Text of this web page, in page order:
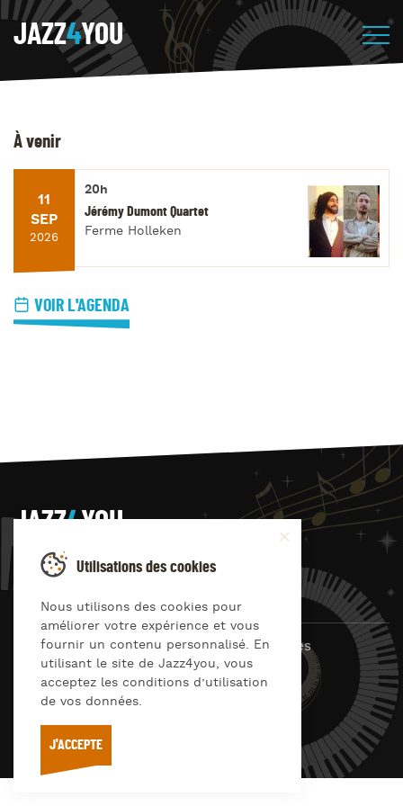
JAZZ4YOU
À venir
11
SEP
2026
20h
Jérémy Dumont Quartet
Ferme Holleken
VOIR L'AGENDA
JAZZ4YOU
Suivez-nous sur
© Jazz4you 2019 – 2026 Tous droits réservés
Déclaration de confidentialité
Cookies
RGPD & consentement
Utilisations des cookies
Nous utilisons des cookies pour
améliorer votre expérience et vous
fournir un contenu personnalisé. En
utilisant le site de Jazz4you, vous
acceptez les conditions d’utilisation
de vos données.
J'ACCEPTE